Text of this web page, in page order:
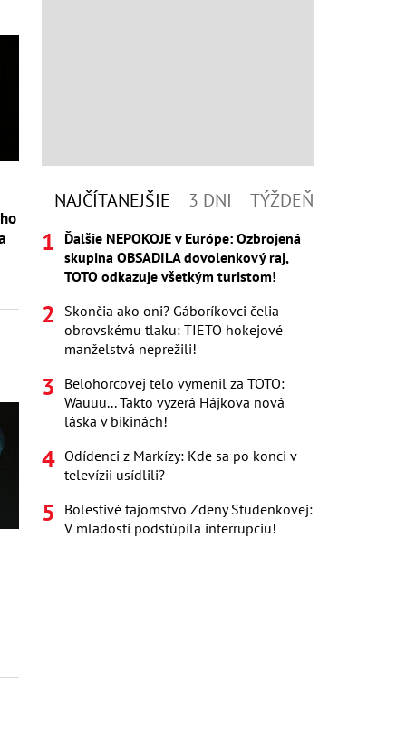
NAJČÍTANEJŠIE 3 DNI TÝŽDEŇ
Ďalšie NEPOKOJE v Európe: Ozbrojená
skupina OBSADILA dovolenkový raj,
TOTO odkazuje všetkým turistom!
Skončia ako oni? Gáboríkovci čelia
obrovskému tlaku: TIETO hokejové
manželstvá neprežili!
Belohorcovej telo vymenil za TOTO:
Wauuu... Takto vyzerá Hájkova nová
láska v bikinách!
Odídenci z Markízy: Kde sa po konci v
televízii usídlili?
Bolestivé tajomstvo Zdeny Studenkovej:
V mladosti podstúpila interrupciu!